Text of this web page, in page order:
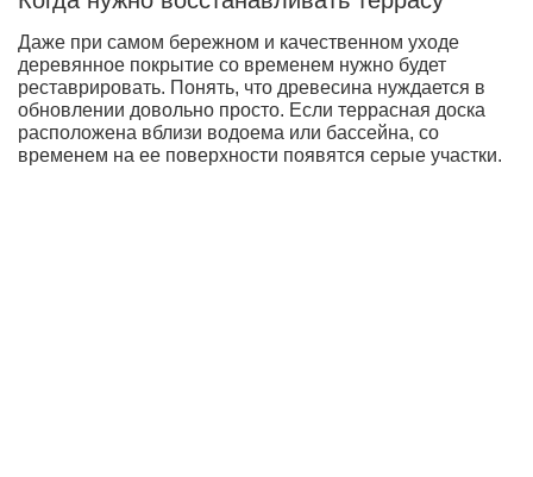
Даже при самом бережном и качественном уходе
деревянное покрытие со временем нужно будет
реставрировать. Понять, что древесина нуждается в
обновлении довольно просто. Если террасная доска
расположена вблизи водоема или бассейна, со
временем на ее поверхности появятся серые участки.